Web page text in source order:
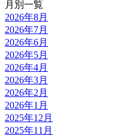
月別一覧
2026年8月
2026年7月
2026年6月
2026年5月
2026年4月
2026年3月
2026年2月
2026年1月
2025年12月
2025年11月